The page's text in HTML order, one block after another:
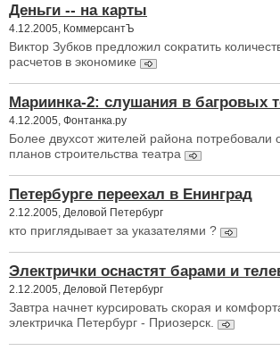
Деньги -- на карты
4.12.2005, КоммерсантЪ
Виктор Зубков предложил сократить
расчетов в экономике
Мариинка-2: слушания в багровых
4.12.2005, Фонтанка.ру
Более двухсот жителей района потребовали
планов строительства театра
Петербурге переехал в Енинград
2.12.2005, Деловой Петербург
кто приглядывает за указателями ?
Электрички оснастят барами и
2.12.2005, Деловой Петербург
Завтра начнет курсировать скорая и
электричка Петербург - Приозерск.